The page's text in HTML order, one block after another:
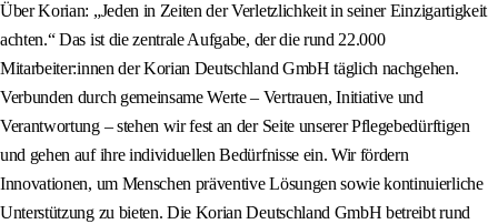
Über Korian: „Jeden in Zeiten der Verletzlichkeit in seiner Einzigartigkeit
achten.“ Das ist die zentrale Aufgabe, der die rund 22.000
Mitarbeiter:innen der Korian Deutschland GmbH täglich nachgehen.
Verbunden durch gemeinsame Werte – Vertrauen, Initiative und
Verantwortung – stehen wir fest an der Seite unserer Pflegebedürftigen
und gehen auf ihre individuellen Bedürfnisse ein. Wir fördern
Innovationen, um Menschen präventive Lösungen sowie kontinuierliche
Unterstützung zu bieten. Die Korian Deutschland GmbH betreibt rund